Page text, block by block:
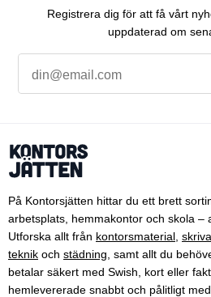
Registrera dig för att få vårt
uppdaterad om
På Kontorsjätten hittar du ett brett
arbetsplats, hemmakontor och skola –
Utforska allt från kontorsmaterial
teknik och städning , samt allt du
betalar säkert med Swish, kort eller
hemlevererade snabbt och pålitligt